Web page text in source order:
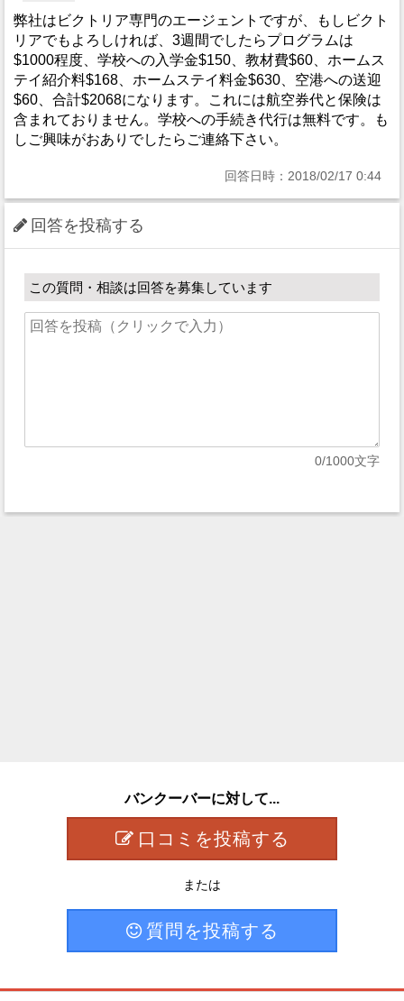
弊社はビクトリア専門のエージェントですが、もしビクト
リアでもよろしければ、3週間でしたらプログラムは
$1000程度、学校への入学金$150、教材費$60、ホームス
テイ紹介料$168、ホームステイ料金$630、空港への送迎
$60、合計$2068になります。これには航空券代と保険は
含まれておりません。学校への手続き代行は無料です。も
しご興味がおありでしたらご連絡下さい。
回答日時：2018/02/17 0:44
回答を投稿する
この質問・相談は回答を募集しています
0/1000文字
バンクーバーに対して...
口コミを投稿する
または
質問を投稿する